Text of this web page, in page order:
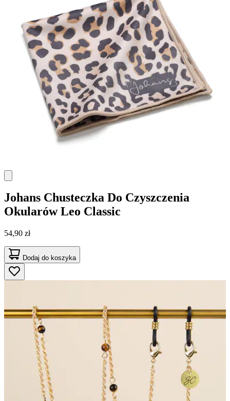
Johans Chusteczka Do Czyszczenia
Okularów Leo Classic
54,90 zł
Dodaj do koszyka